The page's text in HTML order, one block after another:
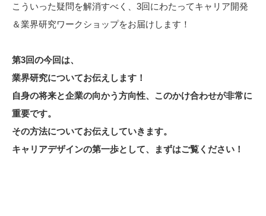
こういった疑問を解消すべく、3回にわたってキャリア開発
＆業界研究ワークショップをお届けします！
第3回の今回は、
業界研究についてお伝えします！
自身の将来と企業の向かう方向性、このかけ合わせが非常に
重要です。
その方法についてお伝えしていきます。
キャリアデザインの第一歩として、まずはご覧ください！